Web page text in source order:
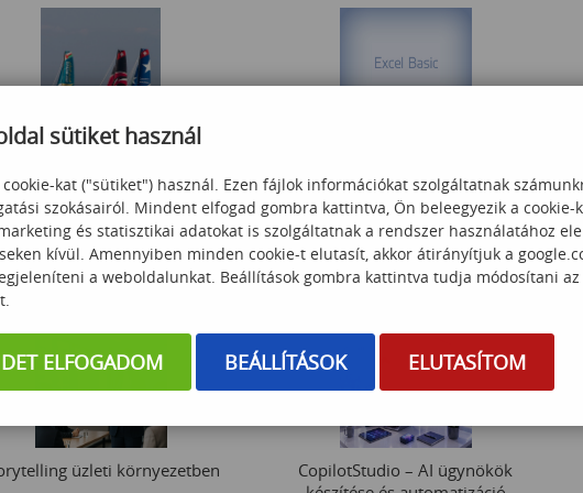
vezetők számára)
119 000Ft
87 000Ft
üzleti környezetben
CopilotStudio – AI ügynökök
sütiket használ
kat ("sütiket") használ. Ezen fájlok információkat szolgáltatnak
szokásairól. Mindent elfogad gombra kattintva, Ön beleegyezik a cookie-
és statisztikai adatokat is szolgáltatnak a rendszer használatához
kívül. Amennyiben minden cookie-t elutasít, akkor átirányítjuk a
a weboldalunkat. Beállítások gombra kattintva tudja módosítani
ELFOGADOM BEÁLLÍTÁSOK ELUTASÍTOM